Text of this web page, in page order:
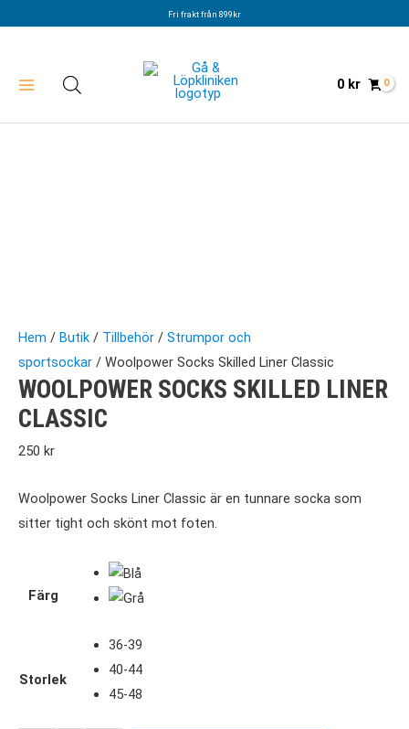
Fri frakt från 899kr
0 kr
Hem / Butik / Tillbehör / Strumpor och
sportsockar / Woolpower Socks Skilled Liner Classic
WOOLPOWER SOCKS SKILLED LINER
CLASSIC
250 kr
Woolpower Socks Liner Classic är en tunnare socka som
sitter tight och skönt mot foten.
Färg
Storlek
36-39
40-44
45-48